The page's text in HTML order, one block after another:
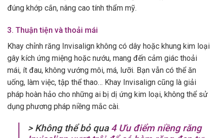
đúng khớp cắn, nâng cao tính thẩm mỹ.
3. Thuận tiện và thoải mái
Khay chỉnh răng Invisalign không có dây hoặc khung kim loại
gây kích ứng miệng hoặc nướu, mang đến cảm giác thoải
mái, ít đau, không vướng môi, má, lưỡi. Bạn vẫn có thể ăn
uống, làm việc, tập thể thao… Khay Invisalign cũng là giải
pháp hoàn hảo cho những ai bị dị ứng kim loại, không thể sử
dụng phương pháp niềng mắc cài.
> Không thể bỏ qua 4 Ưu điểm niềng răng